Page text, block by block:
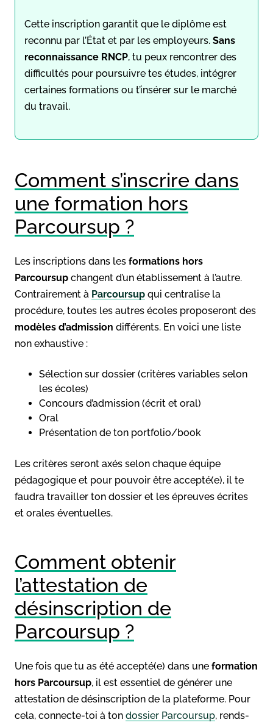
Cette inscription garantit que le diplôme est
reconnu par l’État et par les employeurs. Sans
reconnaissance RNCP, tu peux rencontrer des
difficultés pour poursuivre tes études, intégrer
certaines formations ou t’insérer sur le marché
du travail.
Comment s’inscrire dans
une formation hors
Parcoursup ?
Les inscriptions dans les formations hors
Parcoursup changent d’un établissement à l’autre.
Contrairement à Parcoursup qui centralise la
procédure, toutes les autres écoles proposeront des
modèles d’admission différents. En voici une liste
non exhaustive :
Sélection sur dossier (critères variables selon
les écoles)
Concours d’admission (écrit et oral)
Oral
Présentation de ton portfolio/book
Les critères seront axés selon chaque équipe
pédagogique et pour pouvoir être accepté(e), il te
faudra travailler ton dossier et les épreuves écrites
et orales éventuelles.
Comment obtenir
l’attestation de
désinscription de
Parcoursup ?
Une fois que tu as été accepté(e) dans une formation
hors Parcoursup, il est essentiel de générer une
attestation de désinscription de la plateforme. Pour
cela, connecte-toi à ton dossier Parcoursup, rends-